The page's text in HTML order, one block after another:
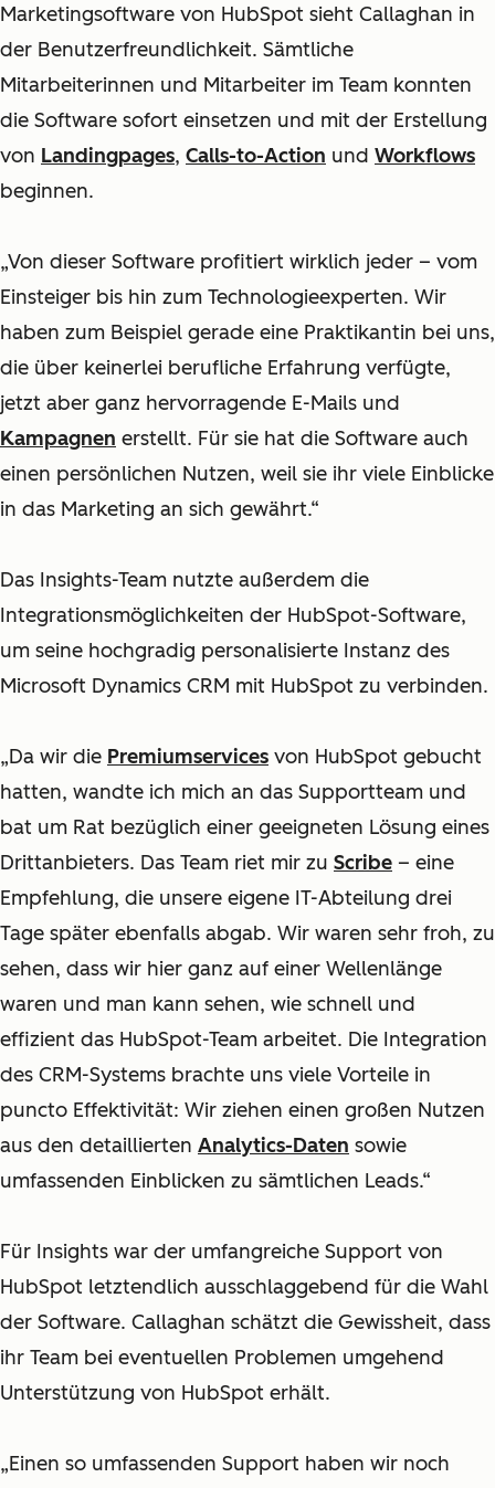
Marketingsoftware von HubSpot sieht Callaghan in
der Benutzerfreundlichkeit. Sämtliche
Mitarbeiterinnen und Mitarbeiter im Team konnten
die Software sofort einsetzen und mit der Erstellung
von Landingpages, Calls-to-Action und Workflows
beginnen.
„Von dieser Software profitiert wirklich jeder – vom
Einsteiger bis hin zum Technologieexperten. Wir
haben zum Beispiel gerade eine Praktikantin bei uns,
die über keinerlei berufliche Erfahrung verfügte,
jetzt aber ganz hervorragende E-Mails und
Kampagnen erstellt. Für sie hat die Software auch
einen persönlichen Nutzen, weil sie ihr viele Einblicke
in das Marketing an sich gewährt.“
Das Insights-Team nutzte außerdem die
Integrationsmöglichkeiten der HubSpot-Software,
um seine hochgradig personalisierte Instanz des
Microsoft Dynamics CRM mit HubSpot zu verbinden.
„Da wir die Premiumservices von HubSpot gebucht
hatten, wandte ich mich an das Supportteam und
bat um Rat bezüglich einer geeigneten Lösung eines
Drittanbieters. Das Team riet mir zu Scribe – eine
Empfehlung, die unsere eigene IT-Abteilung drei
Tage später ebenfalls abgab. Wir waren sehr froh, zu
sehen, dass wir hier ganz auf einer Wellenlänge
waren und man kann sehen, wie schnell und
effizient das HubSpot-Team arbeitet. Die Integration
des CRM-Systems brachte uns viele Vorteile in
puncto Effektivität: Wir ziehen einen großen Nutzen
aus den detaillierten Analytics-Daten sowie
umfassenden Einblicken zu sämtlichen Leads.“
Für Insights war der umfangreiche Support von
HubSpot letztendlich ausschlaggebend für die Wahl
der Software. Callaghan schätzt die Gewissheit, dass
ihr Team bei eventuellen Problemen umgehend
Unterstützung von HubSpot erhält.
„Einen so umfassenden Support haben wir noch